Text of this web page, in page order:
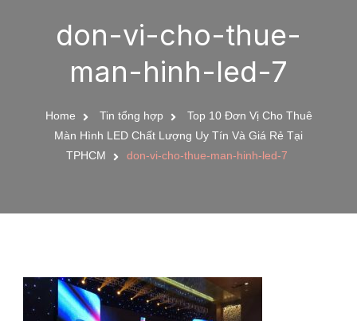
don-vi-cho-thue-
man-hinh-led-7
Home Tin tổng hợp
Top 10 Đơn Vị Cho Thuê
Màn Hình LED Chất Lượng Uy Tín Và Giá Rẻ Tại
TPHCM
don-vi-cho-thue-man-hinh-led-7